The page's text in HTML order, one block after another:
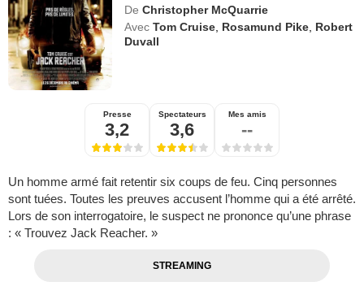
De Christopher McQuarrie
Avec Tom Cruise Rosamund Pike Robert
Duvall
Presse
3,2
Spectateurs
3,6
Mes amis
--
Un homme armé fait retentir six coups de feu. Cinq personnes
sont tuées. Toutes les preuves accusent l’homme qui a été arrêté.
Lors de son interrogatoire, le suspect ne prononce qu’une phrase
: « Trouvez Jack Reacher. »
STREAMING